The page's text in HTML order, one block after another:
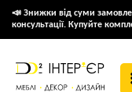
📣 Знижки від суми
консультації. Купуйте